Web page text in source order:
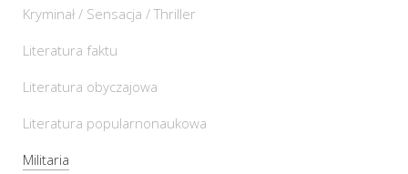
Kryminał / Sensacja / Thriller
Literatura faktu
Literatura obyczajowa
Literatura popularnonaukowa
Militaria